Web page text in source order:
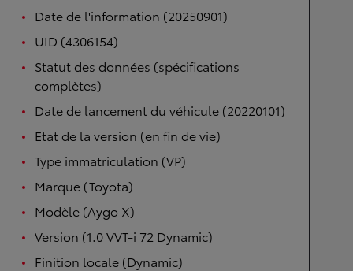
Date de l'information (20250901)
UID (4306154)
Statut des données (spécifications
complètes)
Date de lancement du véhicule (20220101)
Etat de la version (en fin de vie)
Type immatriculation (VP)
Marque (Toyota)
Modèle (Aygo X)
Version (1.0 VVT-i 72 Dynamic)
Finition locale (Dynamic)